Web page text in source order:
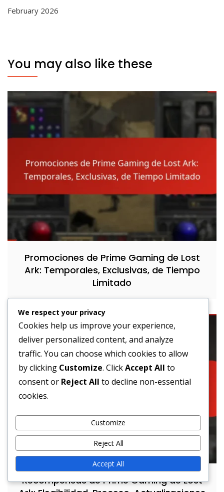
February 2026
You may also like these
Promociones de Prime Gaming de Lost
Ark: Temporales, Exclusivas, de Tiempo
Limitado
Recompensas de Prime Gaming de Lost
We respect your privacy
Cookies help us improve your experience,
deliver personalized content, and analyze
traffic. You can choose which cookies to allow
by clicking Customize. ClickAccept All to
consent or Reject All to decline non-essential
cookies.
Customize
Reject All
Accept All